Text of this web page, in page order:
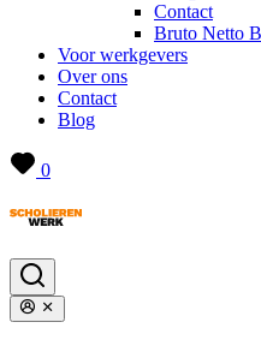
Contact
Bruto Netto
Voor werkgevers
Over ons
Contact
Blog
0